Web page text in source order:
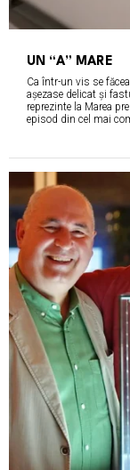
UN “A” MARE
Ca într-un vis se
așezase delicat și
reprezinte la Marea
episod din cel mai